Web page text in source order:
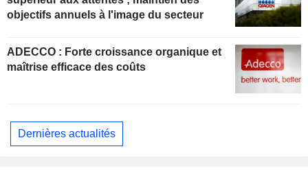
objectifs annuels à l'image du secteur
ADECCO : Forte croissance organique et
maîtrise efficace des coûts
Dernières actualités